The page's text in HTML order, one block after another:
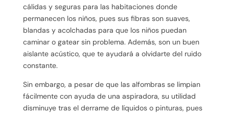
cálidas y seguras para las habitaciones donde
permanecen los niños, pues sus fibras son suaves,
blandas y acolchadas para que los niños puedan
caminar o gatear sin problema. Además, son un buen
aislante acústico, que te ayudará a olvidarte del ruido
constante.
Sin embargo, a pesar de que las alfombras se limpian
fácilmente con ayuda de una aspiradora, su utilidad
disminuye tras el derrame de líquidos o pinturas, pues